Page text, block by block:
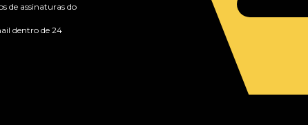
de assinaturas do
dentro de 24